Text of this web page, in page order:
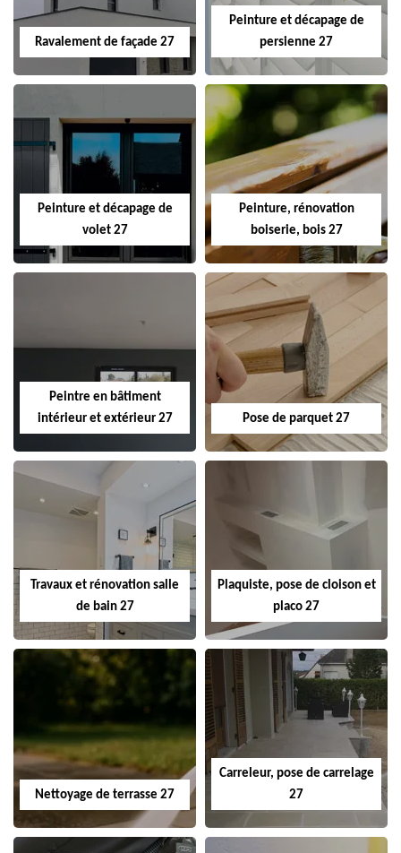
Ravalement de façade 27
Peinture et décapage de
persienne 27
Peinture et décapage de
volet 27
Peinture, rénovation
boiserie, bois 27
Peintre en bâtiment
intérieur et extérieur 27
Pose de parquet 27
Travaux et rénovation salle
de bain 27
Plaquiste, pose de cloison et
placo 27
Nettoyage de terrasse 27
Carreleur, pose de carrelage
27